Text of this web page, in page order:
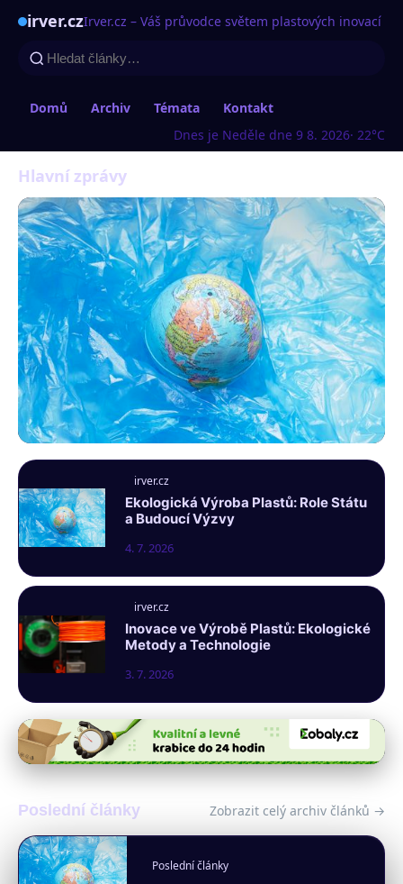
irver.czIrver.cz – Váš průvodce světem plastových inovací
Domů Archiv Témata
Kontakt
Dnes je Neděle dne 9 8. 2026· 22°C
Hlavní zprávy
Ekologické Plasty v ČR: Trendy,
Výzvy a Budoucnost Trhu
irver.cz
Ekologická Výroba Plastů: Role Státu
a Budoucí Výzvy
4. 7. 2026
irver.cz
Inovace ve Výrobě Plastů: Ekologické
Metody a Technologie
3. 7. 2026
Poslední články Zobrazit celý archiv článků →
Poslední články